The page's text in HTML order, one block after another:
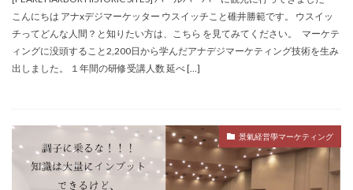
こんにちは アナxデジマーケッター ウスイッチこと碓井勝範です。 ウスイッ
チってどんな人間？と知りたい方は、こちら を見てみてください。 マーケテ
ィングに没頭すること2,200日から学んだアナデジマーケティング技術を生み
出しました。 １年間の研修受講人数 延べ […]
景氣経営學マーケティング